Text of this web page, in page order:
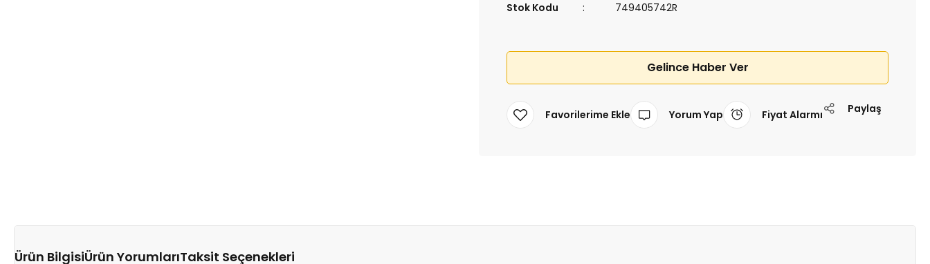
Stok Kodu 749405742R
Gelince Haber Ver
Yorum Yap Fiyat Alarmı Paylaş
Ürün BilgisiÜrün YorumlarıTaksit Seçenekleri